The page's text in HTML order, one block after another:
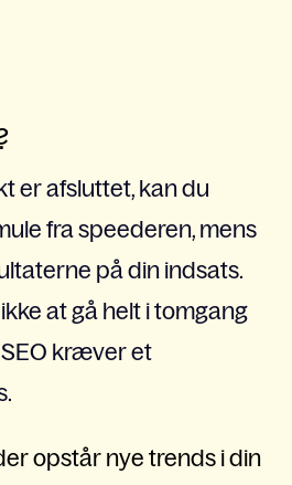
er afsluttet, kan du
fra speederen, mens
på din indsats.
at gå helt i tomgang
kræver et
opstår nye trends i din